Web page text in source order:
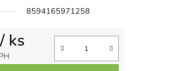
8594165971258
/ ks